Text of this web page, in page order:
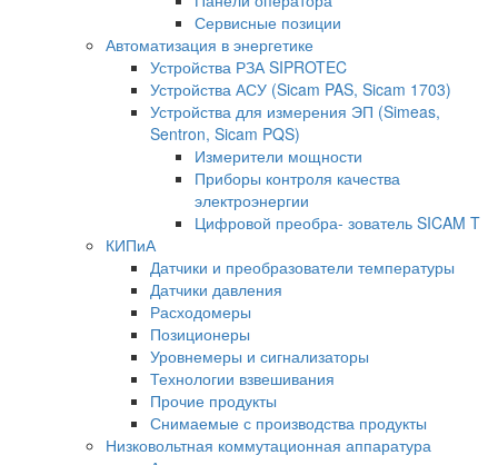
Сервисные позиции
Автоматизация в энергетике
Устройства РЗА SIPROTEC
Устройства АСУ (Sicam PAS, Sicam 1703)
Устройства для измерения ЭП (Simeas,
Sentron, Sicam PQS)
Измерители мощности
Приборы контроля качества
электроэнергии
Цифровой преобра- зователь SICAM T
КИПиА
Датчики и преобразователи температуры
Датчики давления
Расходомеры
Позиционеры
Уровнемеры и сигнализаторы
Технологии взвешивания
Прочие продукты
Снимаемые с производства продукты
Низковольтная коммутационная аппаратура